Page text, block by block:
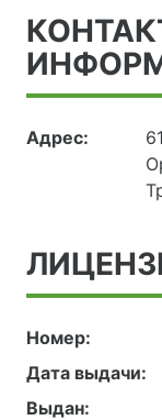
Адрес:
Номер:
Дата выдачи:
Выдан: